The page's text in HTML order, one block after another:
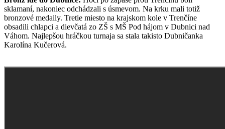
sklamaní, nakoniec odchádzali s úsmevom. Na krku mali totiž
bronzové medaily. Tretie miesto na krajskom kole v Trenčíne
obsadili chlapci a dievčatá zo ZŠ s MŠ Pod hájom v Dubnici nad
Váhom. Najlepšou hráčkou turnaja sa stala takisto Dubničanka
Karolína Kučerová.